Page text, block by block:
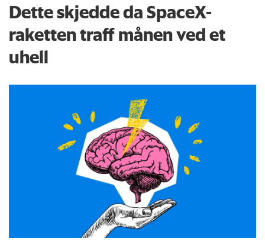
Dette skjedde da SpaceX-
raketten traff månen ved et
uhell